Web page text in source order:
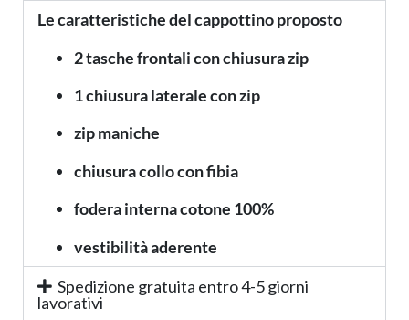
Le caratteristiche del cappottino proposto
2 tasche frontali con chiusura zip
1 chiusura laterale con zip
zip maniche
chiusura collo con fibia
fodera interna cotone 100%
vestibilità aderente
Spedizione gratuita entro 4-5 giorni
lavorativi